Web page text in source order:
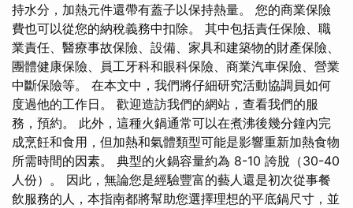
持水分，加熱元件還帶有蓋子以保持熱量。 您的商業保險
費也可以從您的納稅義務中扣除。 其中包括責任保險、職
業責任、醫療事故保險、設備、家具和建築物的財產保險、
團體健康保險、員工牙科和眼科保險、商業汽車保險、營業
中斷保險等。 在本文中，我們將仔細研究活動協調員如何
度過他的工作日。 歡迎造訪我們的網站，查看我們的服
務，預約。 此外，這種火鍋通常可以在煮沸後幾分鐘內完
成烹飪和食用，但加熱和氣體類型可能是影響重新加熱食物
所需時間的因素。 典型的火鍋容量約為 8-10 誇脫（30-40
人份）。 因此，無論您是經驗豐富的藝人還是初次從事餐
飲服務的人，本指南都將幫助您選擇理想的平底鍋尺寸，並